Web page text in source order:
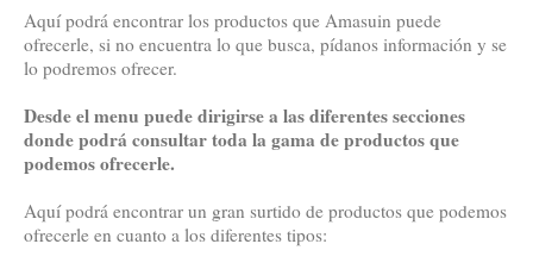
Aquí podrá encontrar los productos que Amasuin puede
ofrecerle, si no encuentra lo que busca, pídanos información y se
lo podremos ofrecer.
Desde el menu puede dirigirse a las diferentes secciones
donde podrá consultar toda la gama de productos que
podemos ofrecerle.
Aquí podrá encontrar un gran surtido de productos que podemos
ofrecerle en cuanto a los diferentes tipos: